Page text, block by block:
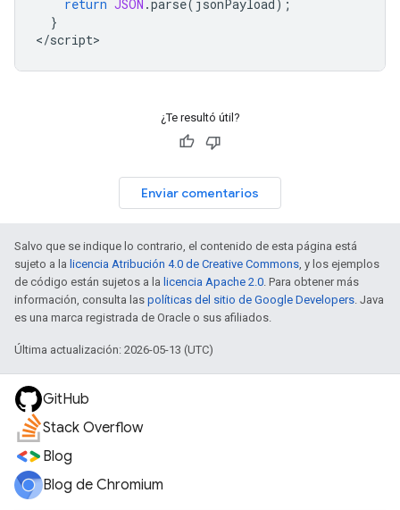
return JSON .parse( jsonPayload);
}
</script
¿Te resultó útil?
Enviar comentarios
Salvo que se indique lo contrario, el contenido de esta página está
sujeto a la licencia Atribución 4.0 de Creative Commons, y los ejemplos
de código están sujetos a la licencia Apache 2.0. Para obtener más
información, consulta las políticas del sitio de Google Developers. Java
es una marca registrada de Oracle o sus afiliados.
Última actualización: 2026-05-13 (UTC)
GitHub
Stack Overflow
Blog
Blog de Chromium